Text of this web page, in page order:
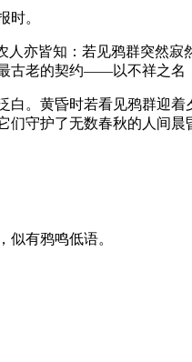
。
亦皆知：若见鸦群突然寂
古老的契约——以不祥之名
黄昏时若看见鸦群迎着
守护了无数春秋的人间晨
有鸦鸣低语。